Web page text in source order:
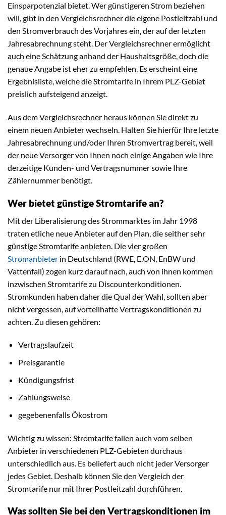
Einsparpotenzial bietet. Wer günstigeren Strom beziehen
will, gibt in den Vergleichsrechner die eigene Postleitzahl und
den Stromverbrauch des Vorjahres ein, der auf der letzten
Jahresabrechnung steht. Der Vergleichsrechner ermöglicht
auch eine Schätzung anhand der Haushaltsgröße, doch die
genaue Angabe ist eher zu empfehlen. Es erscheint eine
Ergebnisliste, welche die Stromtarife in Ihrem PLZ-Gebiet
preislich aufsteigend anzeigt.
Aus dem Vergleichsrechner heraus können Sie direkt zu
einem neuen Anbieter wechseln. Halten Sie hierfür Ihre letzte
Jahresabrechnung und/oder Ihren Stromvertrag bereit, weil
der neue Versorger von Ihnen noch einige Angaben wie Ihre
derzeitige Kunden- und Vertragsnummer sowie Ihre
Zählernummer benötigt.
Wer bietet günstige Stromtarife an?
Mit der Liberalisierung des Strommarktes im Jahr 1998
traten etliche neue Anbieter auf den Plan, die seither sehr
günstige Stromtarife anbieten. Die vier großen
Stromanbieter in Deutschland (RWE, E.ON, EnBW und
Vattenfall) zogen kurz darauf nach, auch von ihnen kommen
inzwischen Stromtarife zu Discounterkonditionen.
Stromkunden haben daher die Qual der Wahl, sollten aber
nicht vergessen, auf vorteilhafte Vertragskonditionen zu
achten. Zu diesen gehören:
Vertragslaufzeit
Preisgarantie
Kündigungsfrist
Zahlungsweise
gegebenenfalls Ökostrom
Wichtig zu wissen: Stromtarife fallen auch vom selben
Anbieter in verschiedenen PLZ-Gebieten durchaus
unterschiedlich aus. Es beliefert auch nicht jeder Versorger
jedes Gebiet. Deshalb können Sie den Vergleich der
Stromtarife nur mit Ihrer Postleitzahl durchführen.
Was sollten Sie bei den Vertragskonditionen im